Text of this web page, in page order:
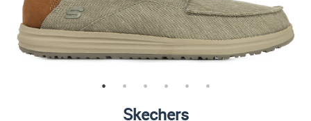
Skechers